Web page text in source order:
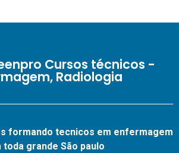
Cursos técnicos -
Radiologia
formando tecnicos em enfermagem
toda grande São paulo